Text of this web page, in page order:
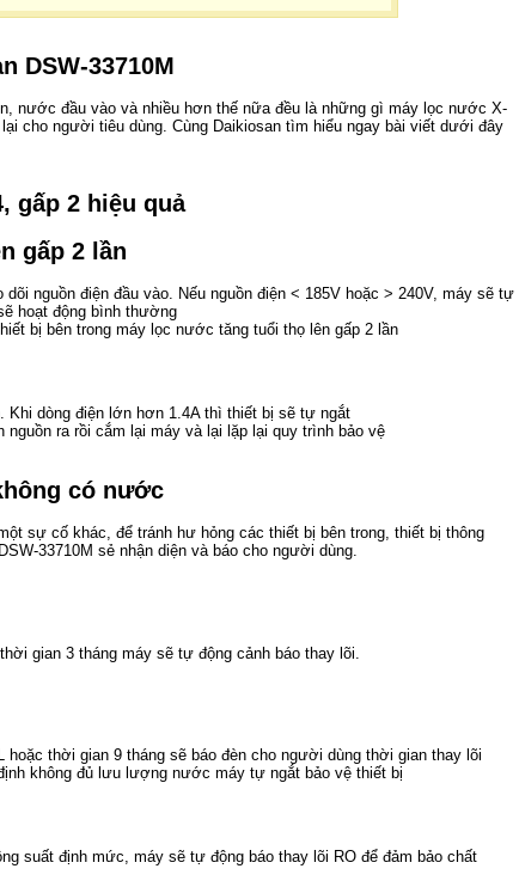
DSW-33710M
nước đầu vào và nhiều hơn thế nữa đều là những gì máy lọc nước X-
cho người tiêu dùng. Cùng Daikiosan tìm hiểu ngay bài viết dưới đây
gấp 2 hiệu quả
gấp 2 lần
nguồn điện đầu vào. Nếu nguồn điện < 185V hoặc > 240V, máy sẽ tự
hoạt động bình thường
bị bên trong máy lọc nước tăng tuổi thọ lên gấp 2 lần
Khi dòng điện lớn hơn 1.4A thì thiết bị sẽ tự ngắt
ra rồi cắm lại máy và lại lặp lại quy trình bảo vệ
có nước
sự cố khác, để tránh hư hỏng các thiết bị bên trong, thiết bị thông
33710M sẻ nhận diện và báo cho người dùng.
gian 3 tháng máy sẽ tự động cảnh báo thay lõi.
thời gian 9 tháng sẽ báo đèn cho người dùng thời gian thay lõi
không đủ lưu lượng nước máy tự ngắt bảo vệ thiết bị
suất định mức, máy sẽ tự động báo thay lõi RO để đảm bảo chất